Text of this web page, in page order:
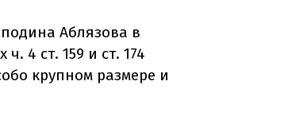
Аблязова в
4 ст. 159 и ст. 174
крупном размере и